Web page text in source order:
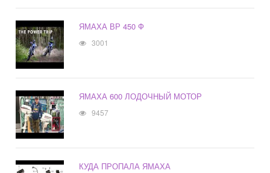
ЯМАХА ВР 450 Ф
3001
ЯМАХА 600 ЛОДОЧНЫЙ МОТОР
9457
КУДА ПРОПАЛА ЯМАХА